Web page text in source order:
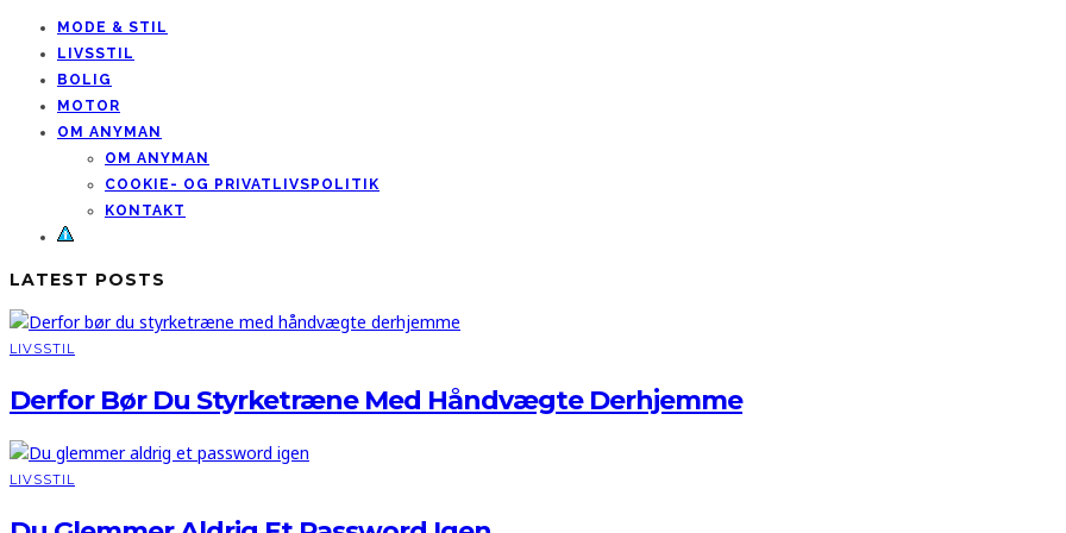
MODE & STIL
LIVSSTIL
BOLIG
MOTOR
OM ANYMAN
OM ANYMAN
COOKIE- OG PRIVATLIVSPOLITIK
KONTAKT
LATEST POSTS
LIVSSTIL
Derfor Bør Du Styrketræne Med Håndvægte Derhjemme
LIVSSTIL